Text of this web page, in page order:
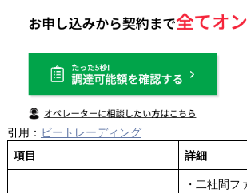
引用： ビートレーディング
項目
詳細
・二社間フ